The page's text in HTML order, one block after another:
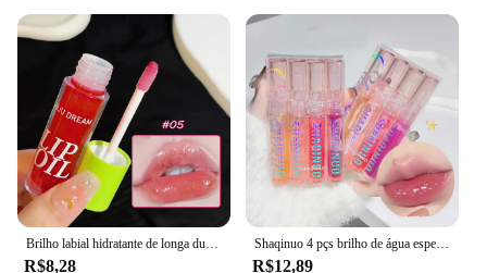
Brilho labial hidratante de longa duração, espelho de vidro de água, brilho labial transparente, maquiagem natural, plumping labial
R$8,28
Shaqinuo 4 pçs brilho de água espelho geléia brilho labial hidrata os lábios shimmers com pérolas finas ilumina a cor dos lábios
R$12,89